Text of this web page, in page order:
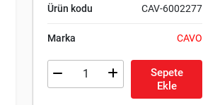
Ürün kodu CAV-6002277
Marka CAVO
Sepete
Ekle